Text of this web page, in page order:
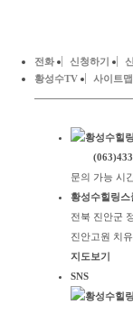
전화 신청하기
황성수TV
사이트맵
문의 가능 시
황성수힐링스
전북 진안군
진안고원 치
지도보기
SNS